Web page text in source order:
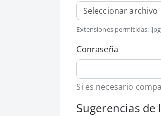
Seleccionar archivo
Extensiones permitidas:
Conraseña
Si es necesario
Sugerencias